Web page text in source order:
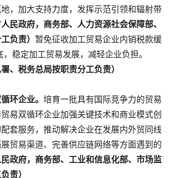
，加大支持力度，发挥示范引领和辐射带
人民政府，商务部、人力资源社会保障部、
负责） 暂免征收加工贸易企业内销税款缓
稳定加工贸易发展，减轻企业负担。
、税务总局按职责分工负责）
环企业。 培育一批具有国际竞争力的贸易
易双循环企业加强关键技术和商业模式创
套服务，推动解决企业在发展内外贸同线
贸易渠道、完善供应链网络等方面遇到的
民政府，商务部、工业和信息化部、市场监
责）